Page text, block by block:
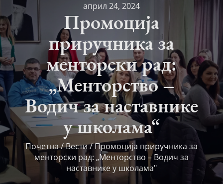
април 24, 2024
Промоција
приручника за
менторски рад:
„Менторство –
Водич за наставнике
у школамa“
Почетна/Вести/Промоција приручника за
менторски рад: „Менторство – Водич за
наставнике у школамa"